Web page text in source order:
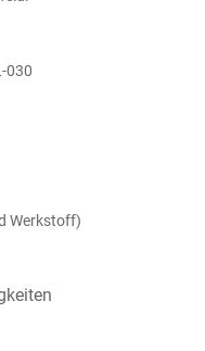
030
Werkstoff)